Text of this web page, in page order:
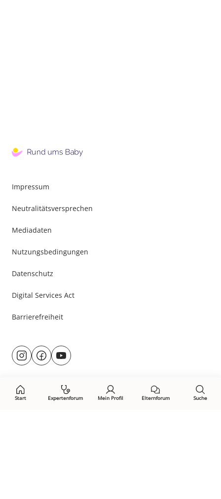
Start Expertenforum Mein Profil Elternforum Suche
Impressum
Neutralitätsversprechen
Mediadaten
Nutzungsbedingungen
Datenschutz
Digital Services Act
Barrierefreiheit
Besuche
uns@rund.ums.baby
facebook.com/rundumsbaby.de
youtube.com/@rundumsbaby_